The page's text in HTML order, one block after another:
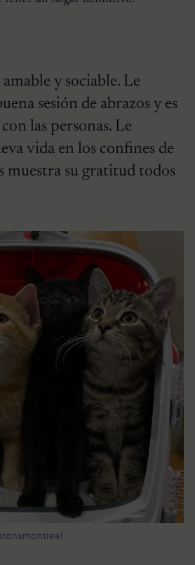
y sociable. Le
sesión de abrazos y es
las personas. Le
vida en los confines de
muestra su gratitud todos